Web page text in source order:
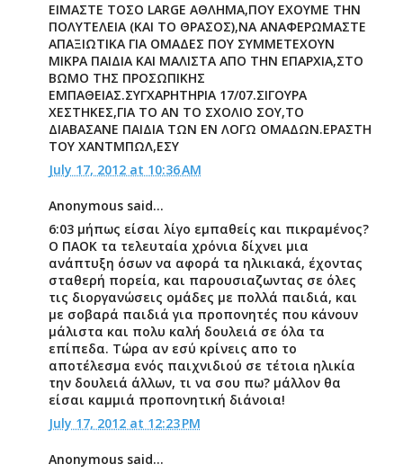
ΕΙΜΑΣΤΕ ΤΟΣΟ LARGE ΑΘΛΗΜΑ,ΠΟΥ ΕΧΟΥΜΕ ΤΗΝ
ΠΟΛΥΤΕΛΕΙΑ (ΚΑΙ ΤΟ ΘΡΑΣΟΣ),ΝΑ ΑΝΑΦΕΡΩΜΑΣΤΕ
ΑΠΑΞΙΩΤΙΚΑ ΓΙΑ ΟΜΑΔΕΣ ΠΟΥ ΣΥΜΜΕΤΕΧΟΥΝ
ΜΙΚΡΑ ΠΑΙΔΙΑ ΚΑΙ ΜΑΛΙΣΤΑ ΑΠΟ ΤΗΝ ΕΠΑΡΧΙΑ,ΣΤΟ
ΒΩΜΟ ΤΗΣ ΠΡΟΣΩΠΙΚΗΣ
ΕΜΠΑΘΕΙΑΣ.ΣΥΓΧΑΡΗΤΗΡΙΑ 17/07.ΣΙΓΟΥΡΑ
ΧΕΣΤΗΚΕΣ,ΓΙΑ ΤΟ ΑΝ ΤΟ ΣΧΟΛΙΟ ΣΟΥ,ΤΟ
ΔΙΑΒΑΣΑΝΕ ΠΑΙΔΙΑ ΤΩΝ ΕΝ ΛΟΓΩ ΟΜΑΔΩΝ.ΕΡΑΣΤΗ
ΤΟΥ ΧΑΝΤΜΠΩΛ,ΕΣΥ
July 17, 2012 at 10:36 AM
Anonymous said...
6:03 μήπως είσαι λίγο εμπαθείς και πικραμένος?
Ο ΠΑΟΚ τα τελευταία χρόνια δίχνει μια
ανάπτυξη όσων να αφορά τα ηλικιακά, έχοντας
σταθερή πορεία, και παρουσιαζωντας σε όλες
τις διοργανώσεις ομάδες με πολλά παιδιά, και
με σοβαρά παιδιά για προπονητές που κάνουν
μάλιστα και πολυ καλή δουλειά σε όλα τα
επίπεδα. Τώρα αν εσύ κρίνεις απο το
αποτέλεσμα ενός παιχνιδιού σε τέτοια ηλικία
την δουλειά άλλων, τι να σου πω? μάλλον θα
είσαι καμμιά προπονητική διάνοια!
July 17, 2012 at 12:23 PM
Anonymous said...